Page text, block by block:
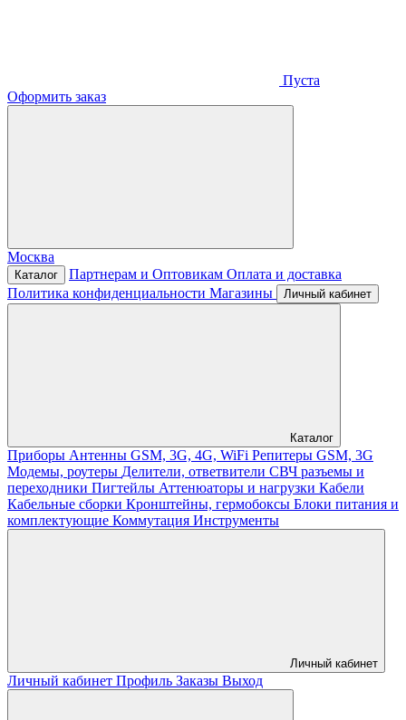
Пуста
Оформить заказ
Москва
Каталог Партнерам и Оптовикам Оплата и доставка
Политика конфиденциальности Магазины Личный кабинет
Каталог
Приборы Антенны GSM, 3G, 4G, WiFi Репитеры GSM, 3G
Модемы, роутеры Делители, ответвители СВЧ разъемы и
переходники Пигтейлы Аттенюаторы и нагрузки Кабели
Кабельные сборки Кронштейны, гермобоксы Блоки питания и
комплектующие Коммутация Инструменты
Личный кабинет
Личный кабинет Профиль Заказы Выход